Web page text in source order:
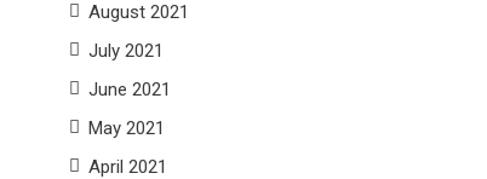
August 2021
July 2021
June 2021
May 2021
April 2021